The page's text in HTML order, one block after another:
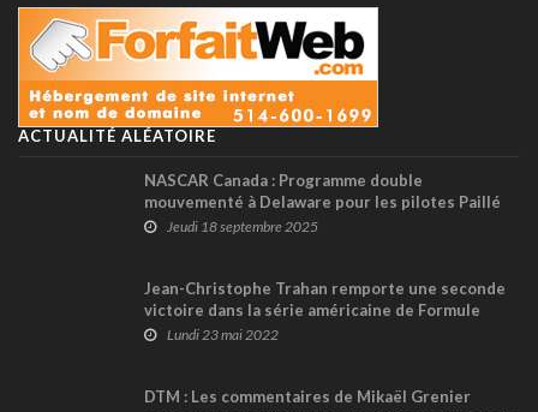
ACTUALITÉ ALÉATOIRE
NASCAR Canada : Programme double
mouvementé à Delaware pour les pilotes Paillé
Course, mais le titre toujours en ligne de mire
Jeudi 18 septembre 2025
Jean-Christophe Trahan remporte une seconde
victoire dans la série américaine de Formule
2000 !Lundi 23 mai 2022
DTM : Les commentaires de Mikaël Grenier